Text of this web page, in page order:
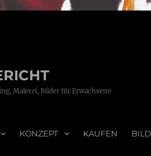
Malerei, Bilder für Erwachsene
KONZEPT KAUFEN